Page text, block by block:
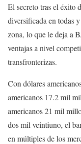
El secreto tras el éxito
diversificada en todas
zona, lo que le deja a
ventajas a nivel
transfronterizas.
Con dólares
americanos 17.2 mil
americanos 21 mil
dos mil veintiuno, el
en múltiples de los